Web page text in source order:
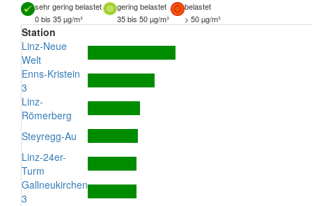
sehr gering belastet gering belastet
belastet
0 bis 35 µg/m³
35 bis 50 µg/m³ > 50 µg/m³
Station
Linz-Neue
Welt
Enns-Kristein
3
Linz-
Römerberg
Steyregg-Au
Linz-24er-
Turm
Gallneukirchen
3